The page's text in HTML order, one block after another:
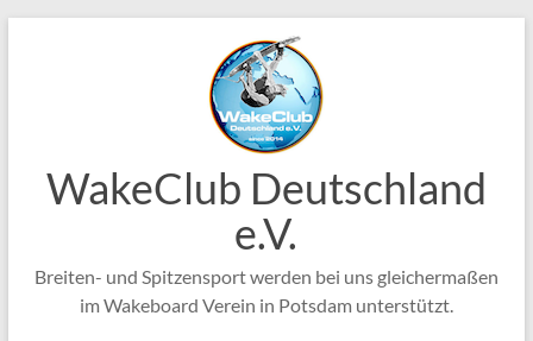
WakeClub Deutschland
e.V.
Breiten- und Spitzensport werden bei uns gleichermaßen
im Wakeboard Verein in Potsdam unterstützt.